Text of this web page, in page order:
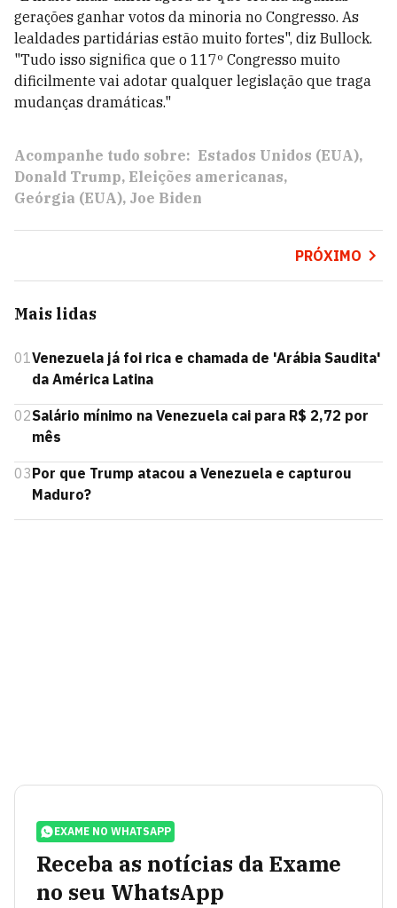
gerações ganhar votos da minoria no Congresso. As
lealdades partidárias estão muito fortes", diz Bullock.
"Tudo isso significa que o 117º Congresso muito
dificilmente vai adotar qualquer legislação que traga
mudanças dramáticas."
Acompanhe tudo sobre: Estados Unidos (EUA)
Donald Trump Eleições americanas
Geórgia (EUA) Joe Biden
PRÓXIMO
Mais lidas
01Venezuela já foi rica e chamada de 'Arábia Saudita'
da América Latina
02Salário mínimo na Venezuela cai para R$ 2,72 por
mês
03Por que Trump atacou a Venezuela e capturou
Maduro?
EXAME NO WHATSAPP
Receba as notícias da Exame
no seu WhatsApp